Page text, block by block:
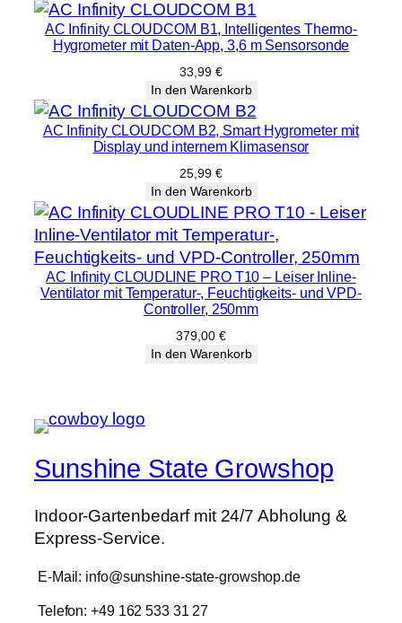
AC Infinity CLOUDCOM B1, Intelligentes Thermo-
Hygrometer mit Daten-App, 3,6 m Sensorsonde
33,99 €
In den Warenkorb
AC Infinity CLOUDCOM B2, Smart Hygrometer mit
Display und internem Klimasensor
25,99 €
In den Warenkorb
AC Infinity CLOUDLINE PRO T10 – Leiser Inline-
Ventilator mit Temperatur-, Feuchtigkeits- und VPD-
Controller, 250mm
379,00 €
In den Warenkorb
Sunshine State Growshop
Indoor-Gartenbedarf mit 24/7 Abholung &
Express-Service.
E-Mail: info@sunshine-state-growshop.de
Telefon: +49 162 533 31 27